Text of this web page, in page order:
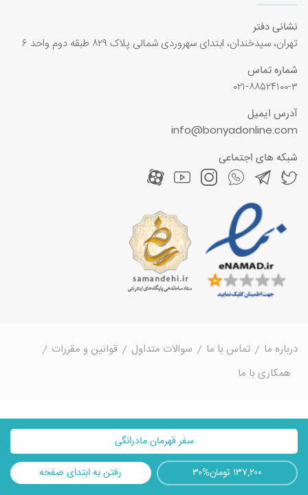
سفر قهرمان مادرانگی
۱۳۷,۲۰۰ تومان ۳۰% رفتن به ابتدای صفحه
نشانی دفتر
تهران، سیدخندان، ابتدای سهروردی شمالی پلاک ۸۲۹ طبقه دوم واحد ۶
شماره تماس
۰۲۱-۸۸۵۲۴۱۰۰-۳
آدرس ایمیل
info@bonyadonline.com
شبکه های اجتماعی
درباره ما تماس با ما سوالات متداول
قوانین و مقررات
همکاری با ما